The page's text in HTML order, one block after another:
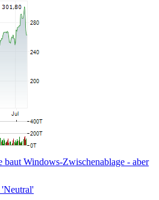
baut Windows-Zwischenablage - aber